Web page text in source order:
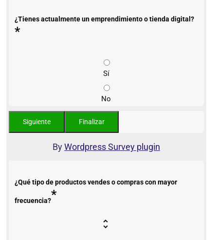
¿Tienes actualmente un emprendimiento o tienda digital?
*
Sí
No
ByWordpress Survey plugin
¿Qué tipo de productos vendes o compras con mayor
frecuencia?*